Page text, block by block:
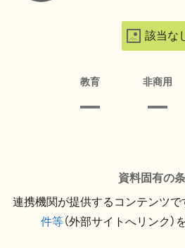
該当な
教育 非商用
資料固有の
連携機関が提供するコンテンツで
件等（外部サイトへリンク）